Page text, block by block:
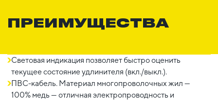
ПРЕИМУЩЕСТВА
Световая индикация позволяет быстро оценить
текущее состояние удлинителя (вкл./выкл.).
ПВС-кабель. Материал многопроволочных жил —
100% медь — отличная электропроводность и